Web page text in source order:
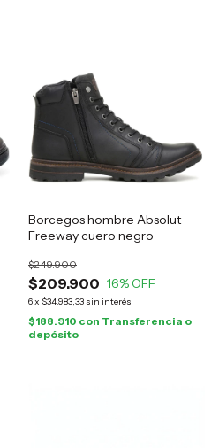
Borcegos hombre Absolut
Freeway cuero negro
$209.900
$249.900
16% OFF
6x $34.983,33 sin interés
$188.910 con Transferencia o
depósito